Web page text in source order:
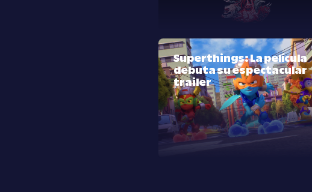
Superthings: La película
debuta su espectacular
trailer